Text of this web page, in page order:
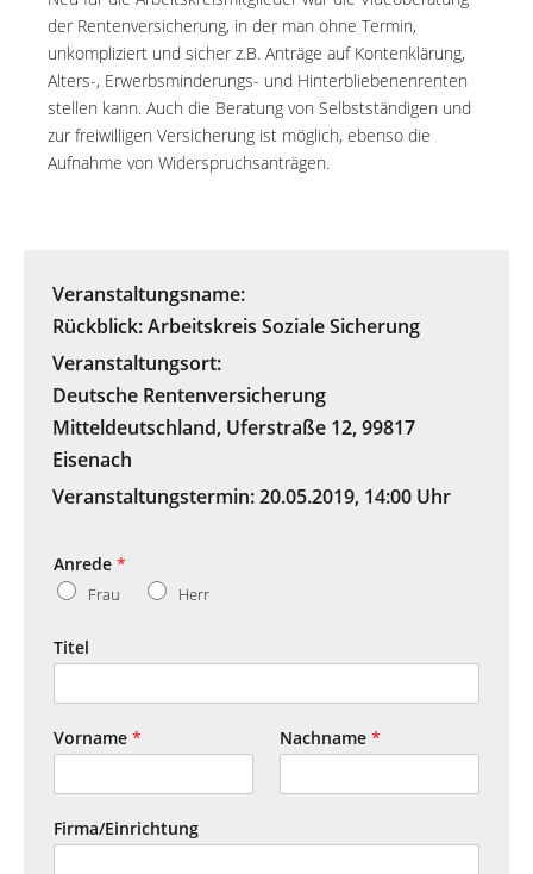
der Rentenversicherung, in der man ohne Termin,
unkompliziert und sicher z.B. Anträge auf Kontenklärung,
Alters-, Erwerbsminderungs- und Hinterbliebenenrenten
stellen kann. Auch die Beratung von Selbstständigen und
zur freiwilligen Versicherung ist möglich, ebenso die
Aufnahme von Widerspruchsanträgen.
Veranstaltungsname:
Rückblick: Arbeitskreis Soziale Sicherung
Veranstaltungsort:
Deutsche Rentenversicherung
Mitteldeutschland, Uferstraße 12, 99817
Eisenach
Veranstaltungstermin:20.05.2019, 14:00 Uhr
Anrede *
Frau Herr
Titel
Vorname * Nachname *
Firma/Einrichtung